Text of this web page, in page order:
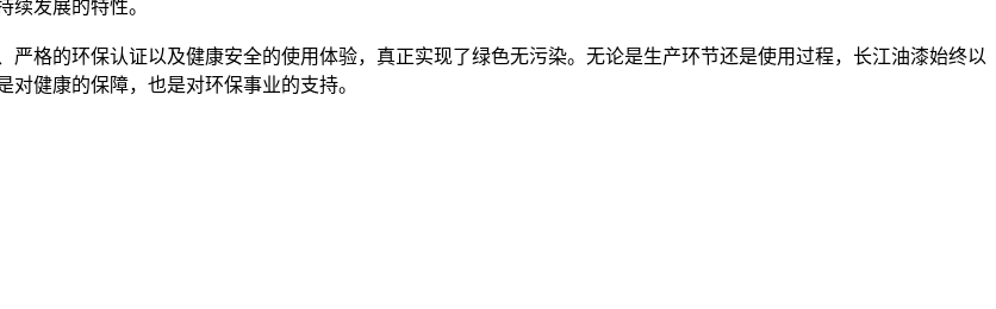
发展的特性。
严格的环保认证以及健康安全的使用体验，真正实现了绿色无污染。无论是生产环节还是使用过程，长江油漆始终以
健康的保障，也是对环保事业的支持。